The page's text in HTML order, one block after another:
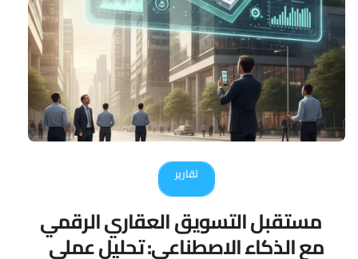
تقارير
مستقبل التسويق العقاري الرقمي
مع الذكاء الاصطناعي: تحليل عملي